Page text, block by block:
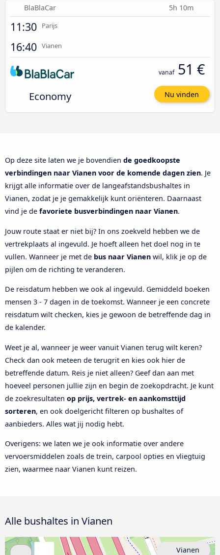
BlaBlaCar 5h 10m
11:30 Parijs
16:40 Vianen
Economy
vanaf 51 €
Nu vinden
Op deze site laten we je bovendien de goedkoopste
verbindingen naar Vianen voor de komende dagen zien. Je
krijgt alle informatie over de langeafstandsbushaltes in
Vianen, zodat je je gemakkelijk kunt oriënteren. Daarnaast
vind je de favoriete busverbindingen naar Vianen.
Jouw route staat er niet bij? In ons zoekveld hebben we de
vertrekplaats al ingevuld. Je hoeft alleen het doel nog in te
vullen. Wanneer je met de bus naar Vianen wil, klik je op de
pijlen om de richting te veranderen.
De reisdatum hebben we ook al ingevuld. Gemiddeld boeken
mensen 3 - 7 dagen in de toekomst. Wanneer je een concrete
reisdatum wilt checken, kies je gewoon de betreffende dag in
de kalender.
Weet je al, wanneer je weer vanuit Vianen terug wilt keren?
Check dan ook meteen de terugrit en kies ook hier de
betreffende datum. Reis je niet alleen? Geef dan aan met
hoeveel personen jullie zijn en begin de zoekopdracht. Je kunt
de zoekresultaten op prijs, vertrek- en aankomsttijd
sorteren, en ook doelgericht filteren op bushaltes of
aanbieders. Alles wat jij nodig hebt.
Overigens: we laten we je ook informatie over andere
vervoersmiddelen zoals de trein, carpool opties en vliegtuig
zien, waarmee naar Vianen kunt reizen.
Alle bushaltes in Vianen
Vianen